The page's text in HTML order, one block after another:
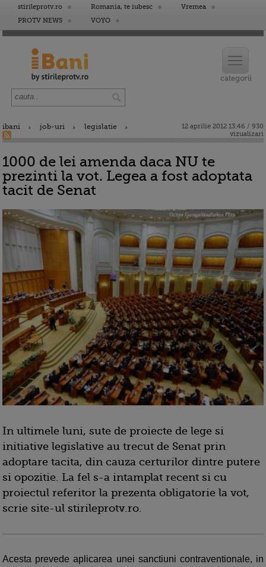
stirileprotv.ro Romania, te iubesc
Vremea
PROTV NEWS
VOYO
ibani job-uri legislatie
12 aprilie 2012 13:46 / 930
vizualizari
1000 de lei amenda daca NU te
prezinti la vot. Legea a fost adoptata
tacit de Senat
In ultimele luni, sute de proiecte de lege si
initiative legislative au trecut de Senat prin
adoptare tacita, din cauza certurilor dintre putere
si opozitie. La fel s-a intamplat recent si cu
proiectul referitor la prezenta obligatorie la vot,
scrie site-ul stirileprotv.ro.
Acesta prevede aplicarea unei sanctiuni contraventionale, in